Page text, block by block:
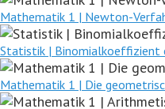
Mathematik 1 | Newton-
Statistik | Binomialkoeffizient
Mathematik 1 | Die